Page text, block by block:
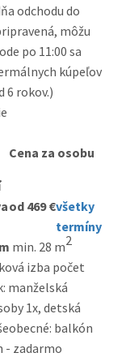
odchodu do
môžu
po 11:00 sa
kúpeľov
6 rokov.)
Cena za osobu
od 469 €všetky
termíny
min. 28 m2
izba počet
manželská
1x, detská
balkón
- zadarmo